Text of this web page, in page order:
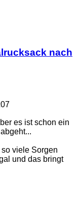
nach
es ist schon ein
viele Sorgen
und das bringt